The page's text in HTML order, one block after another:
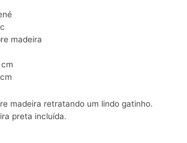
madeira
madeira retratando um lindo gatinho.
preta incluída.